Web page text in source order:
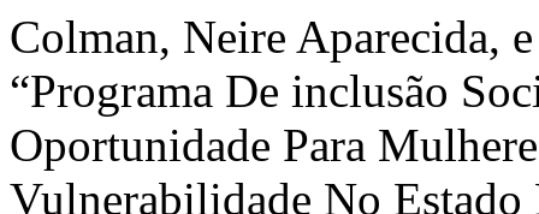
Colman, Neire Aparecida,
“Programa De inclusão
Oportunidade Para
Vulnerabilidade No